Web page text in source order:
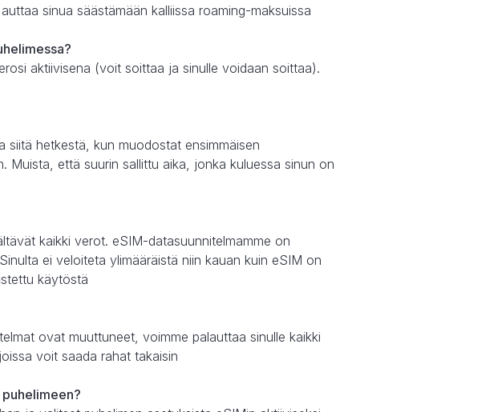
sinua säästämään kalliissa roaming-maksuissa
aktiivisena (voit soittaa ja sinulle voidaan soittaa).
siitä hetkestä, kun muodostat ensimmäisen
että suurin sallittu aika, jonka kuluessa sinun on
kaikki verot. eSIM-datasuunnitelmamme on
ei veloiteta ylimääräistä niin kauan kuin eSIM on
käytöstä
ovat muuttuneet, voimme palauttaa sinulle kaikki
voit saada rahat takaisin